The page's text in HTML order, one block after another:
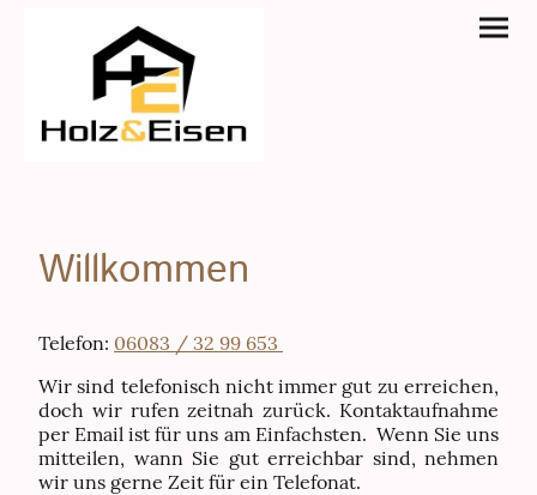
Willkommen
Telefon: 06083 / 32 99 653
Wir sind telefonisch nicht immer gut zu erreichen,
doch wir rufen zeitnah zurück. Kontaktaufnahme
per Email ist für uns am Einfachsten. Wenn Sie uns
mitteilen, wann Sie gut erreichbar sind, nehmen
wir uns gerne Zeit für ein Telefonat.